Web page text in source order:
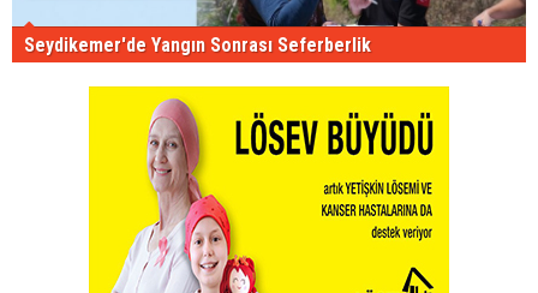
Seydikemer'de Yangın Sonrası Seferberlik